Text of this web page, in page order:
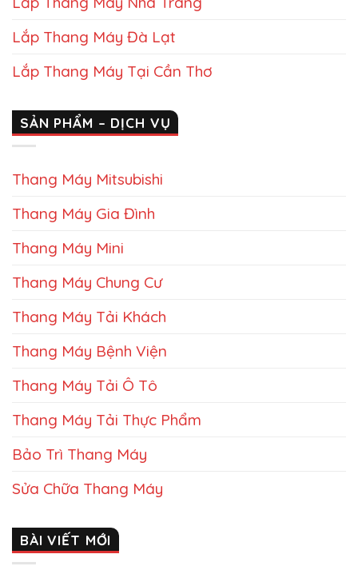
Lắp Thang Máy Đà Lạt
Lắp Thang Máy Tại Cần Thơ
SẢN PHẨM – DỊCH VỤ
Thang Máy Mitsubishi
Thang Máy Gia Đình
Thang Máy Mini
Thang Máy Chung Cư
Thang Máy Tải Khách
Thang Máy Bệnh Viện
Thang Máy Tải Ô Tô
Thang Máy Tải Thực Phẩm
Bảo Trì Thang Máy
Sửa Chữa Thang Máy
BÀI VIẾT MỚI